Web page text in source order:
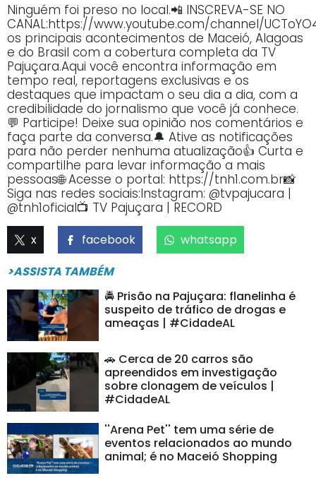
Ninguém foi preso no local.📲 INSCREVA-SE NO
CANAL:https://www.youtube.com/channel/
os principais acontecimentos de Maceió, Alagoas
e do Brasil com a cobertura completa da TV
Pajuçara.Aqui você encontra informação em
tempo real, reportagens exclusivas e os
destaques que impactam o seu dia a dia, com a
credibilidade do jornalismo que você já conhece.
💬 Participe! Deixe sua opinião nos comentários e
faça parte da conversa.🔔 Ative as notificações
para não perder nenhuma atualização👍 Curta e
compartilhe para levar informação a mais
pessoas🌐 Acesse o portal: https://tnh1.com.br📸
Siga nas redes sociais:Instagram: @tvpajucara |
@tnh1oficial📺 TV Pajuçara | RECORD
x facebook
whatsapp
>ASSISTA TAMBÉM
🚔 Prisão na Pajuçara: flanelinha é
suspeito de tráfico de drogas e
ameaças | #CidadeAL
🚗 Cerca de 20 carros são
apreendidos em investigação
sobre clonagem de veículos |
#CidadeAL
''Arena Pet'' tem uma série de
eventos relacionados ao mundo
animal; é no Maceió Shopping